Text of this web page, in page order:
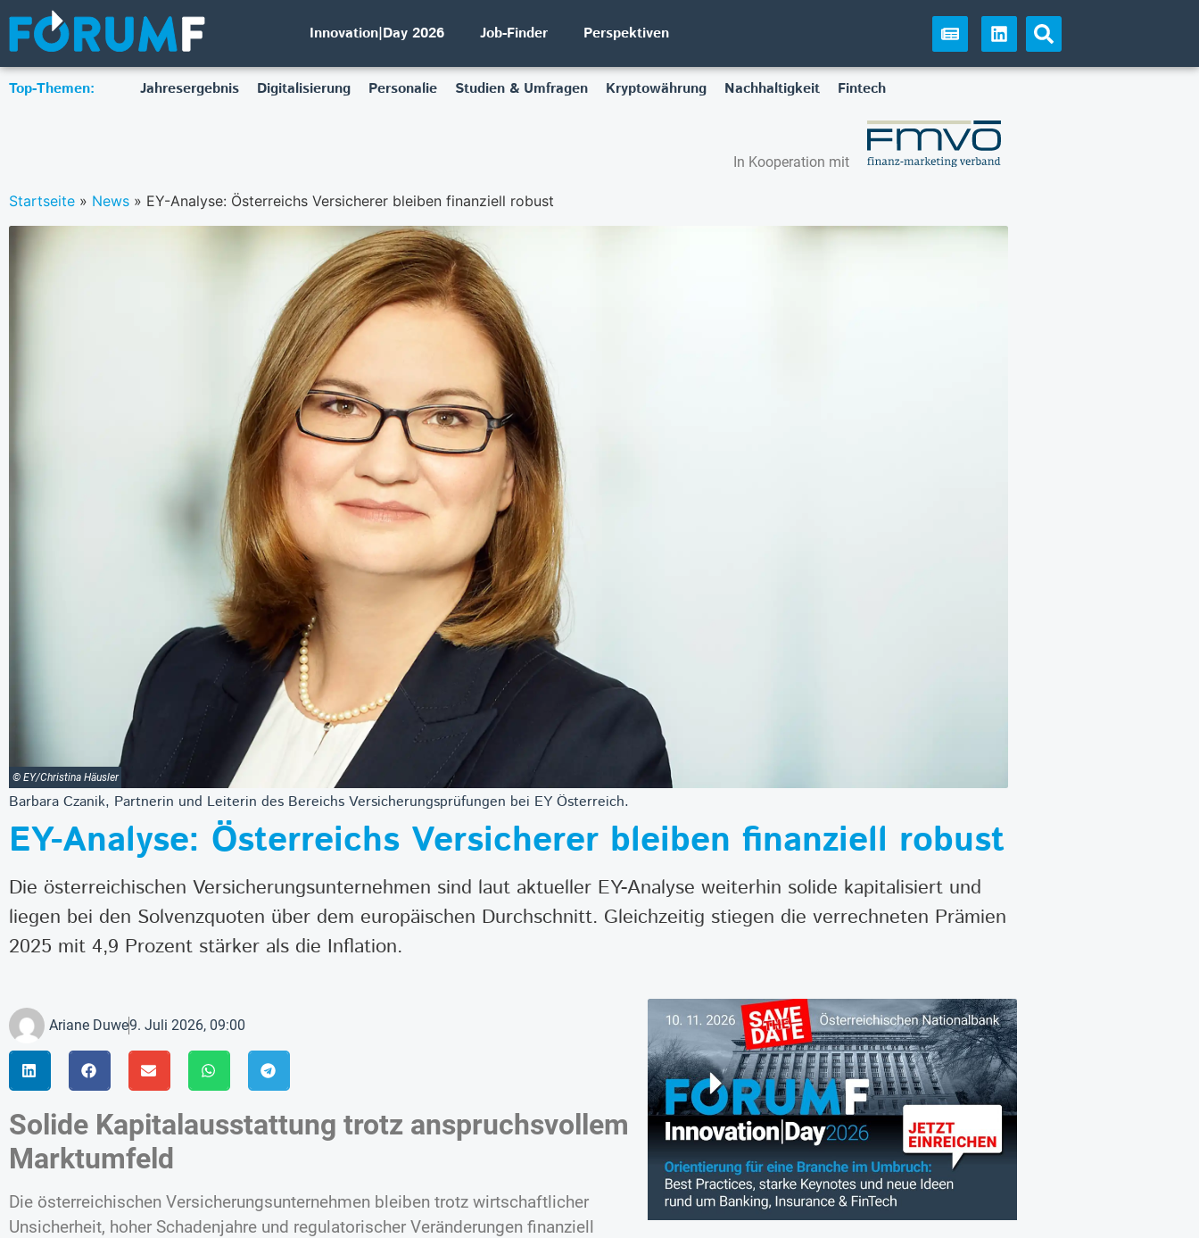
Innovation|Day 2026 Job-Finder Perspektiven
Top-Themen: Jahresergebnis Digitalisierung Personalie Studien & Umfragen Kryptowährung Nachhaltigkeit Fintech
In Kooperation mit
Startseite » News » EY-Analyse: Österreichs Versicherer bleiben finanziell robust
© EY/Christina Häusler
Barbara Czanik, Partnerin und Leiterin des Bereichs Versicherungsprüfungen bei EY Österreich.
EY-Analyse: Österreichs Versicherer bleiben finanziell robust
Die österreichischen Versicherungsunternehmen sind laut aktueller EY-Analyse weiterhin solide kapitalisiert und
liegen bei den Solvenzquoten über dem europäischen Durchschnitt. Gleichzeitig stiegen die verrechneten Prämien
2025 mit 4,9 Prozent stärker als die Inflation.
Ariane Duwe9. Juli 2026, 09:00
Solide Kapitalausstattung trotz anspruchsvollem
Marktumfeld
Die österreichischen Versicherungsunternehmen bleiben trotz wirtschaftlicher
Unsicherheit, hoher Schadenjahre und regulatorischer Veränderungen finanziell